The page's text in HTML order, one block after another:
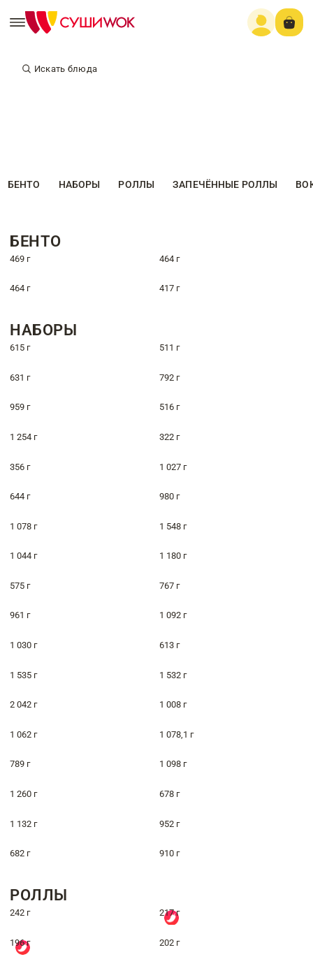
Искать блюда
БЕНТО НАБОРЫ РОЛЛЫ ЗАПЕЧЁННЫЕ РОЛЛЫ
БЕНТО
469 г 464 г
464 г 417 г
НАБОРЫ
615 г 511 г
631 г 792 г
959 г 516 г
1 254 г 322 г
356 г 1 027 г
644 г 980 г
1 078 г 1 548 г
1 044 г 1 180 г
575 г 767 г
961 г 1 092 г
1 030 г 613 г
1 535 г 1 532 г
2 042 г 1 008 г
1 062 г 1 078,1 г
789 г 1 098 г
1 260 г 678 г
1 132 г 952 г
682 г 910 г
РОЛЛЫ
242 г 217 г
196 г 202 г